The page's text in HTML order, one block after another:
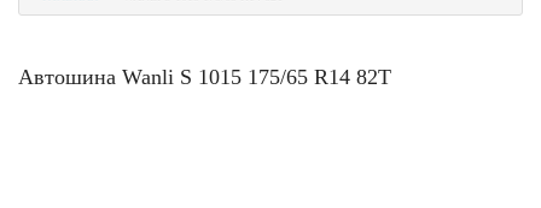
Автошина Wanli S 1015 175/65 R14 82T